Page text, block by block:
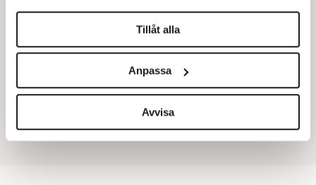
helst från cookie-förklaringen.
Vi använder enhetsidentifierare för att anpassa innehållet
för sociala medier och analysera vår trafik. Vi
vidarebefordrar även sådana identifierare och annan
information från din enhet till de sociala medier och
annons- och analysföretag som vi samarbetar med.
Dessa kan i sin tur kombinera informationen med annan
Tillåt alla
Anpassa
Avvisa